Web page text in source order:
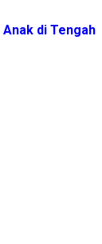
di Tengah